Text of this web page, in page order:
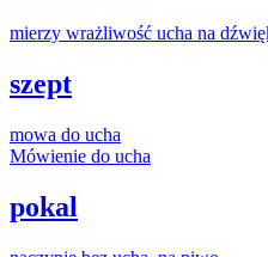
mierzy wrażliwość ucha na
szept
mowa do ucha
Mówienie do ucha
pokal